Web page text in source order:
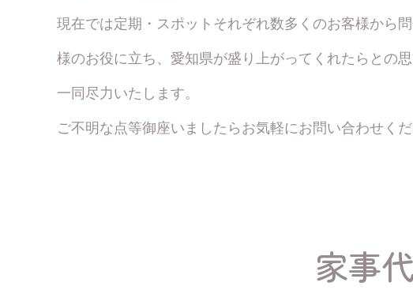
現在では定期・スポットそれぞれ数多くのお客様から
様のお役に立ち、愛知県が盛り上がってくれたらとの
一同尽力いたします。
ご不明な点等御座いましたらお気軽にお問い合わせくだ
家事